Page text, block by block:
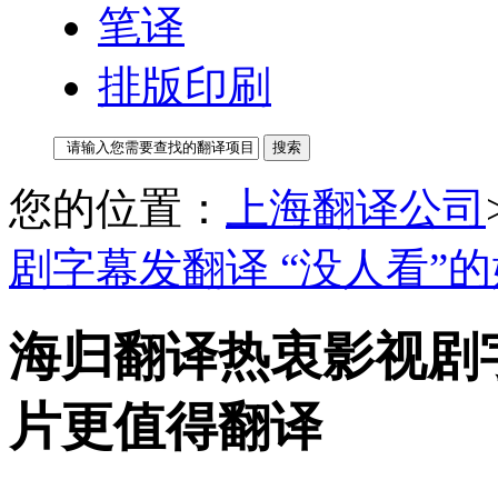
笔译
排版印刷
您的位置： 上海翻译公司
剧字幕发翻译 “没人看”
海归翻译热衷影视
片更值得翻译